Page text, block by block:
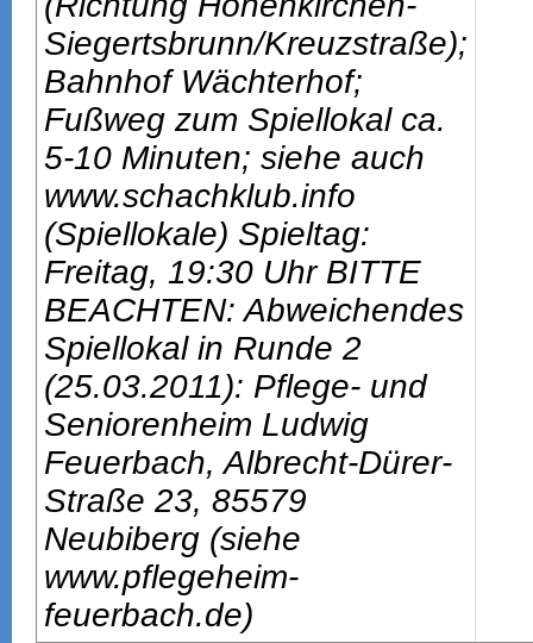
Siegertsbrunn/Kreuzstraße);
Bahnhof Wächterhof;
Fußweg zum Spiellokal ca.
5-10 Minuten; siehe auch
www.schachklub.info
(Spiellokale) Spieltag:
Freitag, 19:30 Uhr BITTE
BEACHTEN: Abweichendes
Spiellokal in Runde 2
(25.03.2011): Pflege- und
Seniorenheim Ludwig
Feuerbach, Albrecht-Dürer-
Straße 23, 85579
Neubiberg (siehe
www.pflegeheim-
feuerbach.de)